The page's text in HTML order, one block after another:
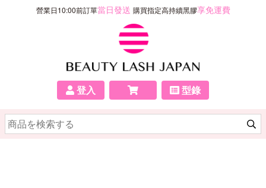
營業日10:00前訂單當日發送 購買指定高持續黑膠享免運費
登入 型錄